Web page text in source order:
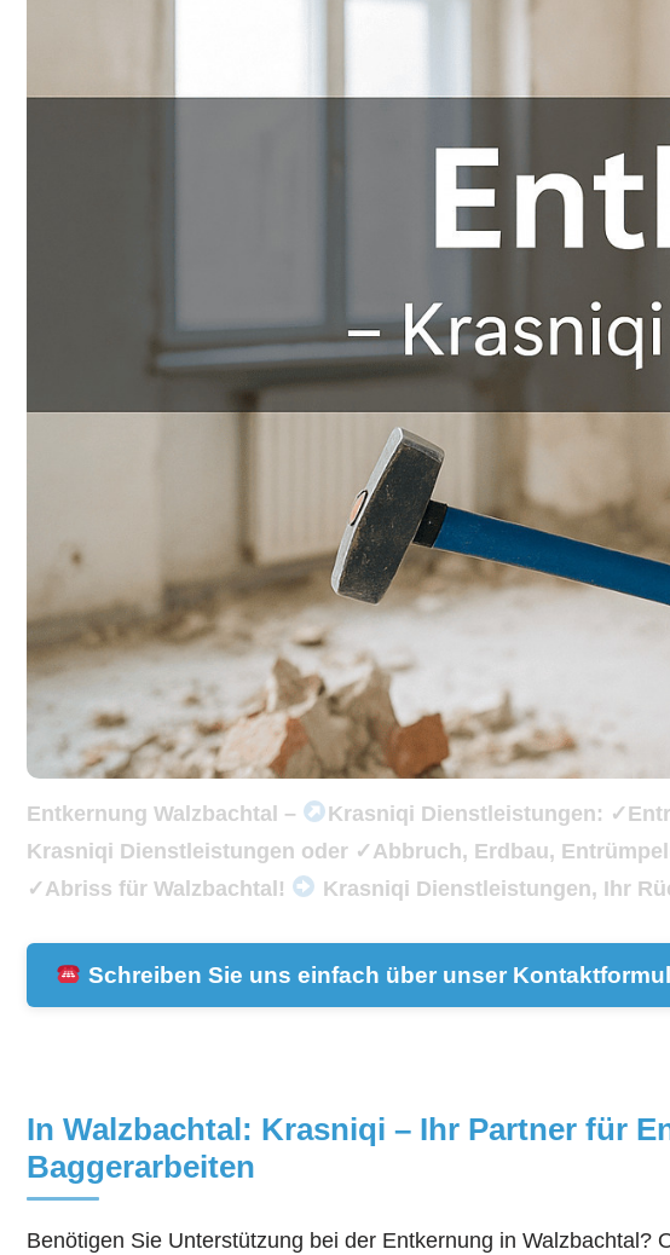
Entkernung Walzbachtal –
Krasniqi Dienstleistungen:
Krasniqi Dienstleistungen oder ✓Abbruch, Erdbau,
✓Abriss für Walzbachtal!
Krasniqi Dienstleistungen, Ihr
Schreiben Sie uns einfach über unser
In Walzbachtal: Krasniqi – Ihr Partner für
Baggerarbeiten
Benötigen Sie Unterstützung bei der Entkernung in